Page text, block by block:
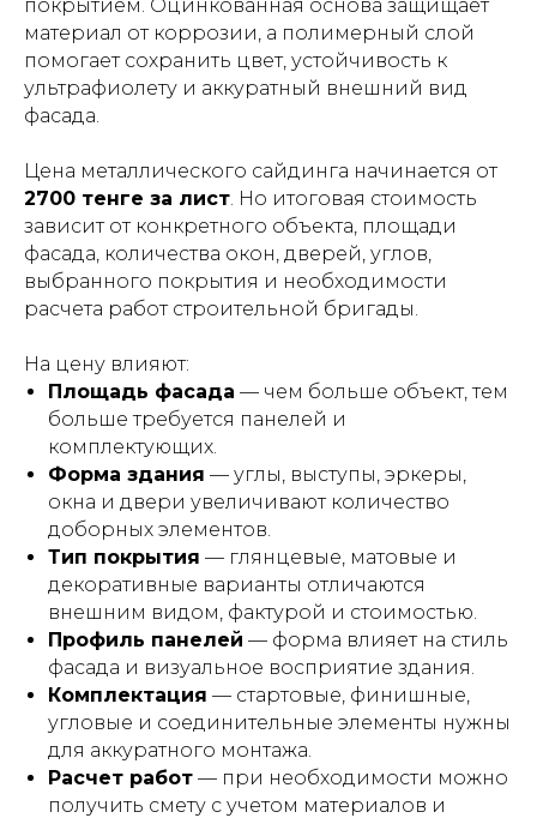
покрытием. Оцинкованная основа защищает
материал от коррозии, а полимерный слой
помогает сохранить цвет, устойчивость к
ультрафиолету и аккуратный внешний вид
фасада.
Цена металлического сайдинга начинается от
2700 тенге за лист. Но итоговая стоимость
зависит от конкретного объекта, площади
фасада, количества окон, дверей, углов,
выбранного покрытия и необходимости
расчета работ строительной бригады.
На цену влияют:
Площадь фасада — чем больше объект, тем
больше требуется панелей и
комплектующих.
Форма здания — углы, выступы, эркеры,
окна и двери увеличивают количество
доборных элементов.
Тип покрытия — глянцевые, матовые и
декоративные варианты отличаются
внешним видом, фактурой и стоимостью.
Профиль панелей — форма влияет на стиль
фасада и визуальное восприятие здания.
Комплектация — стартовые, финишные,
угловые и соединительные элементы нужны
для аккуратного монтажа.
Расчет работ — при необходимости можно
получить смету с учетом материалов и